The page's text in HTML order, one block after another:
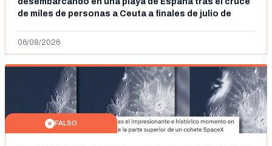
de miles de personas a Ceuta a finales de julio de
06/08/2026
FALSO